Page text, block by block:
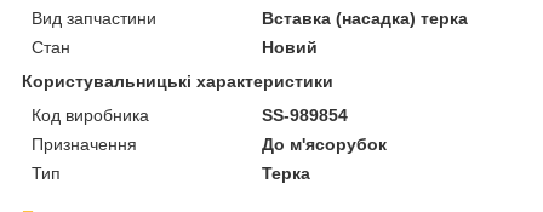
Вид запчастини
Вставка (насадка) терка
Стан
Новий
Користувальницькі характеристики
Код виробника
SS-989854
Призначення
До м'ясорубок
Тип
Терка